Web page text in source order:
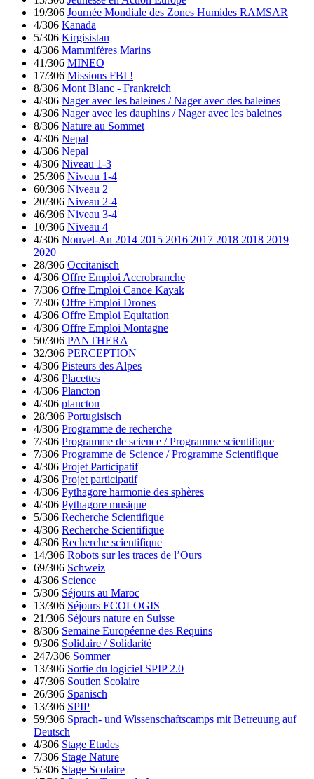
19/306 Journée Mondiale des Zones Humides RAMSAR
4/306 Kanada
5/306 Kirgisistan
4/306 Mammifères Marins
41/306 MINEO
17/306 Missions FBI !
8/306 Mont Blanc - Frankreich
4/306 Nager avec les baleines / Nager avec des baleines
4/306 Nager avec les dauphins / Nager avec les baleines
8/306 Nature au Sommet
4/306 Nepal
4/306 Nepal
4/306 Niveau 1-3
25/306 Niveau 1-4
60/306 Niveau 2
20/306 Niveau 2-4
46/306 Niveau 3-4
10/306 Niveau 4
4/306 Nouvel-An 2014 2015 2016 2017 2018 2018 2019
2020
28/306 Occitanisch
4/306 Offre Emploi Accrobranche
7/306 Offre Emploi Canoe Kayak
7/306 Offre Emploi Drones
4/306 Offre Emploi Equitation
4/306 Offre Emploi Montagne
50/306 PANTHERA
32/306 PERCEPTION
4/306 Pisteurs des Alpes
4/306 Placettes
4/306 Plancton
4/306 plancton
28/306 Portugisisch
4/306 Programme de recherche
7/306 Programme de science / Programme scientifique
7/306 Programme de Science / Programme Scientifique
4/306 Projet Participatif
4/306 Projet participatif
4/306 Pythagore harmonie des sphères
4/306 Pythagore musique
5/306 Recherche Scientifique
4/306 Recherche Scientifique
4/306 Recherche scientifique
14/306 Robots sur les traces de l’Ours
69/306 Schweiz
4/306 Science
5/306 Séjours au Maroc
13/306 Séjours ECOLOGIS
21/306 Séjours nature en Suisse
8/306 Semaine Européenne des Requins
9/306 Solidaire / Solidarité
247/306 Sommer
13/306 Sortie du logiciel SPIP 2.0
47/306 Soutien Scolaire
26/306 Spanisch
13/306 SPIP
59/306 Sprach- und Wissenschaftscamps mit Betreuung auf
Deutsch
4/306 Stage Etudes
7/306 Stage Nature
5/306 Stage Scolaire